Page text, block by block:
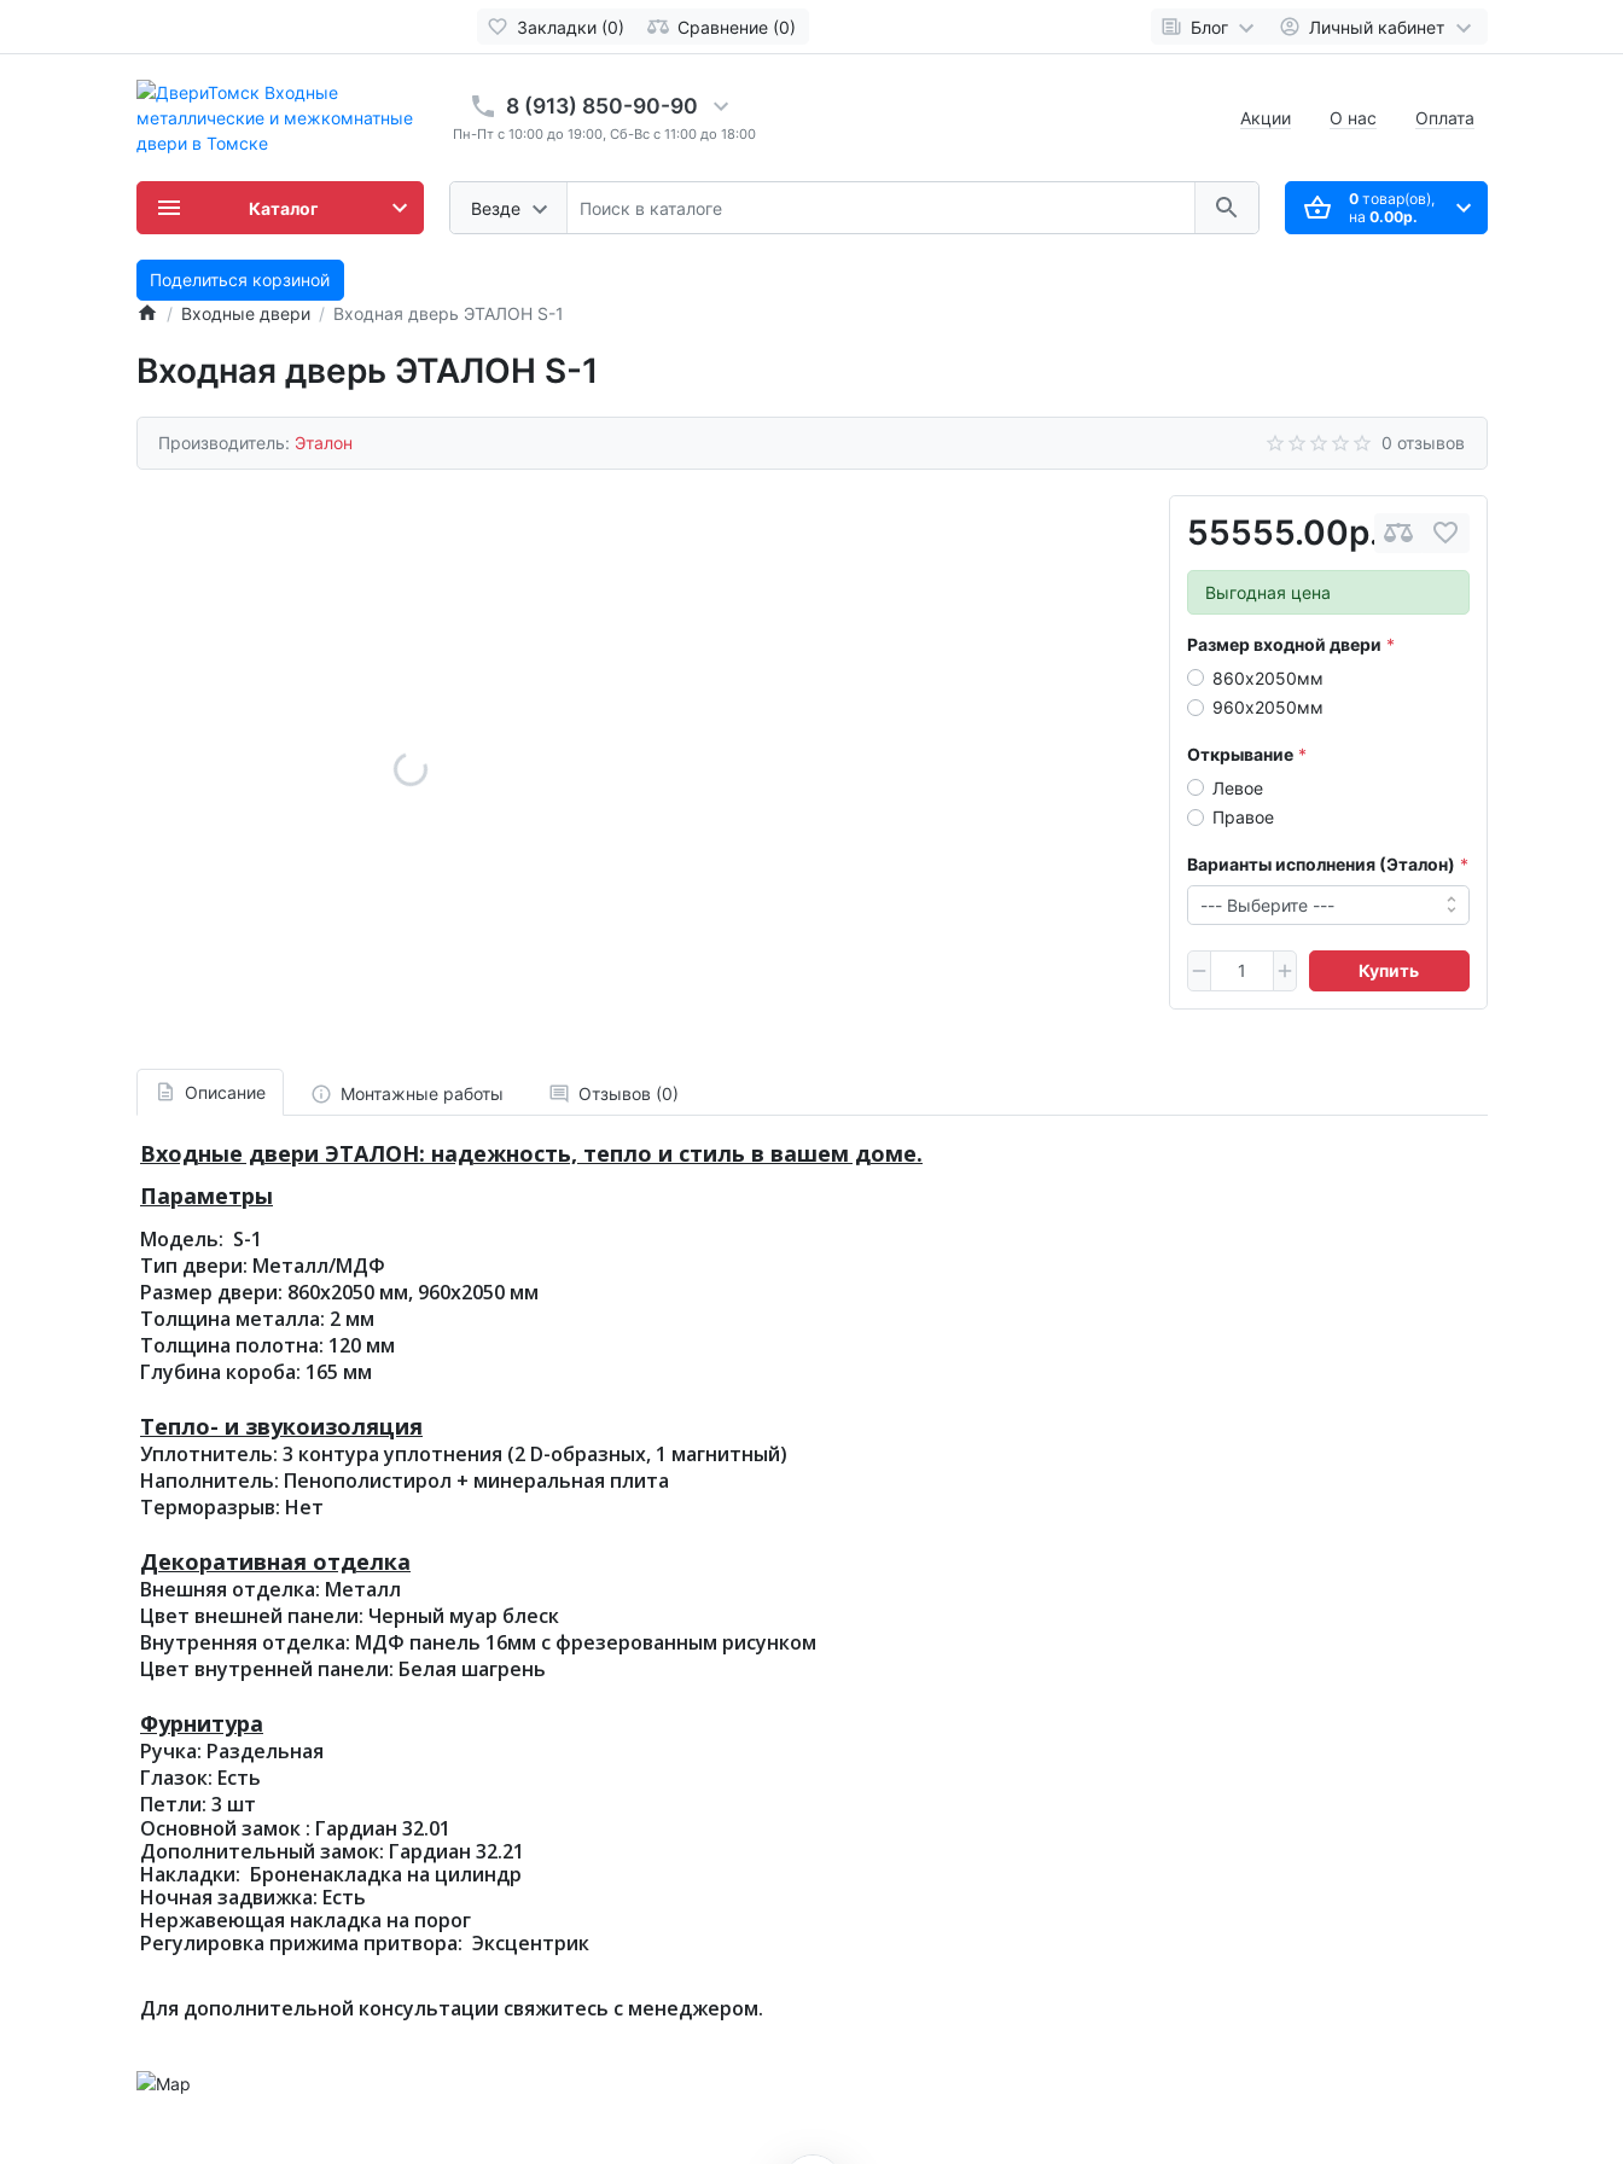
Закладки (0) Сравнение (0) Блог Личный кабинет
8 (913) 850-90-90
Пн-Пт с 10:00 до 19:00, Сб-Вс с 11:00 до 18:00
Везде
Акции О нас Оплата
0товар(ов),
на 0.00р.
Каталог
Поделиться корзиной
Входные двери
Входная дверь ЭТАЛОН S-1
Входная дверь ЭТАЛОН S-1
Производитель: Эталон 0 отзывов
55555.00р.
Выгодная цена
Размер входной двери
860х2050мм
960х2050мм
Открывание
Левое
Правое
Варианты исполнения (Эталон)
Купить
Описание Монтажные работы Отзывов (0)
Входные двери ЭТАЛОН: надежность, тепло и стиль в вашем доме.
Параметры
Модель: S-1
Тип двери: Металл/МДФ
Размер двери: 860х2050 мм, 960х2050 мм
Толщина металла: 2 мм
Толщина полотна: 120 мм
Глубина короба: 165 мм
Тепло- и звукоизоляция
Уплотнитель: 3 контура уплотнения (2 D-образных, 1 магнитный)
Наполнитель: Пенополистирол + минеральная плита
Терморазрыв: Нет
Декоративная отделка
Внешняя отделка: Металл
Цвет внешней панели: Черный муар блеск
Внутренняя отделка: МДФ панель 16мм с фрезерованным рисунком
Цвет внутренней панели: Белая шагрень
Фурнитура
Ручка: Раздельная
Глазок: Есть
Петли: 3 шт
Основной замок : Гардиан 32.01
Дополнительный замок: Гардиан 32.21
Накладки: Броненакладка на цилиндр
Ночная задвижка: Есть
Нержавеющая накладка на порог
Регулировка прижима притвора: Эксцентрик
Для дополнительной консультации свяжитесь с менеджером.